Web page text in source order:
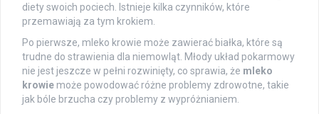
diety swoich pociech. Istnieje kilka czynników, które
przemawiają za tym krokiem.
Po pierwsze, mleko krowie może zawierać białka, które są
trudne do strawienia dla niemowląt. Młody układ pokarmowy
nie jest jeszcze w pełni rozwinięty, co sprawia, że mleko
krowie może powodować różne problemy zdrowotne, takie
jak bóle brzucha czy problemy z wypróżnianiem.